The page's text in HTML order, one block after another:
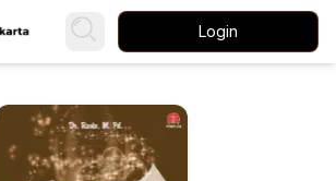
Login